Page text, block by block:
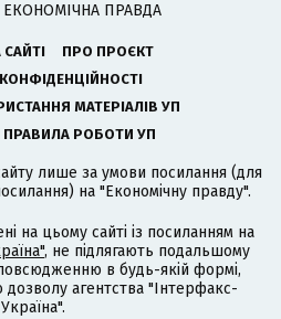
ЕКОНОМІЧНА ПРАВДА
ПРО ПРОЄКТ
МАТЕРІАЛІВ УП
ПРАВИЛА РОБОТИ УП
лише за умови посилання (для
на "Економічну правду".
на цьому сайті із посиланням на
, не підлягають подальшому
в будь-якій формі,
агентства "Інтерфакс-
Україна".